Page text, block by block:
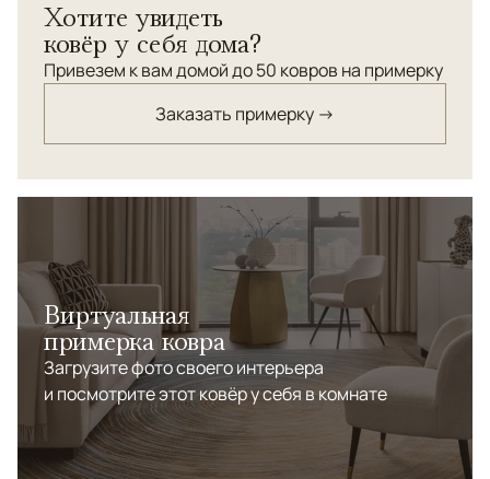
Хотите увидеть
ковёр у себя дома?
Привезем к вам домой до 50 ковров на примерку
Заказать примерку →
Виртуальная
примерка ковра
Загрузите фото своего интерьера
и посмотрите этот ковёр у себя в комнате